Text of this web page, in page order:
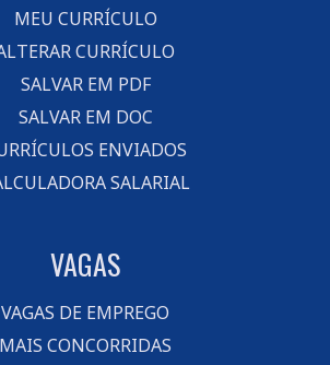
MEU CURRÍCULO
CURRÍCULO
SALVAR EM PDF
SALVAR EM DOC
ENVIADOS
SALARIAL
VAGAS
VAGAS DE EMPREGO
MAIS CONCORRIDAS